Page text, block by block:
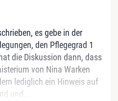
es gebe in der
den Pflegegrad 1
die Diskussion dann, dass
von Nina Warken
lediglich ein Hinweis auf
und...